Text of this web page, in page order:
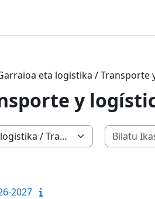
eta logistika / Transporte
y
2027